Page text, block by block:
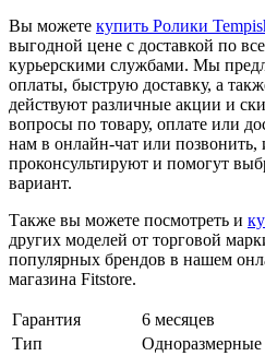
Вы можете купить Ролики
выгодной цене с доставкой по
курьерскими службами. Мы
оплаты, быструю доставку, а
действуют различные акции и
вопросы по товару, оплате или
нам в онлайн-чат или
проконсультируют и помогут
вариант.
Также вы можете посмотреть и
других моделей от торговой
популярных брендов в нашем
магазина Fitstore.
Гарантия
6 месяцев
Тип
Одноразмерные